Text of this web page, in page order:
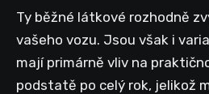
Ty běžné látkové rozhodně
vašeho vozu. Jsou však i
mají primárně vliv na
podstatě po celý rok, jelikož